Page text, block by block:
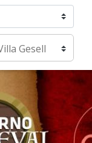
una localidad